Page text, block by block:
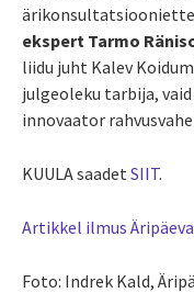
ekspert Tarmo
liidu juht Kalev
julgeoleku tarbija,
innovaator
KUULA saadet SIIT.
Artikkel ilmus
Foto: Indrek Kald,